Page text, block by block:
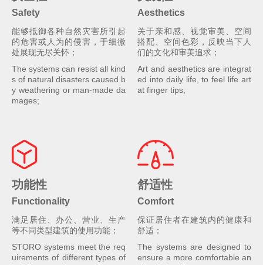
Safety
能够抵御各种自然灾害所引起
的危害或人为的侵害，于细微
处展现无尽关怀；
The systems can resist all kind
s of natural disasters caused b
y weathering or man-made da
mages;
Aesthetics
关于亲和感、视觉审美、空间
搭配、空间色彩，反映当下人
们的文化和审美追求；
Art and aesthetics are integrat
ed into daily life, to feel life art
at finger tips;
功能性
Functionality
满足居住、办公、营业、生产
等不同类型建筑的使用功能；
STORO systems meet the req
uirements of different types of
舒适性
Comfort
保证居住者在建筑内的健康和
舒适；
The systems are designed to
ensure a more comfortable an